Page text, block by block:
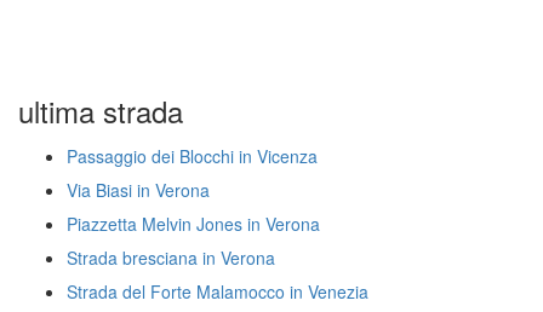
ultima strada
Passaggio dei Blocchi in Vicenza
Via Biasi in Verona
Piazzetta Melvin Jones in Verona
Strada bresciana in Verona
Strada del Forte Malamocco in Venezia